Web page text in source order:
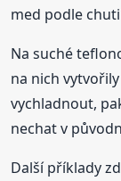
med podle chuti
Na suché
na nich
vychladnout,
nechat v
Další příklady